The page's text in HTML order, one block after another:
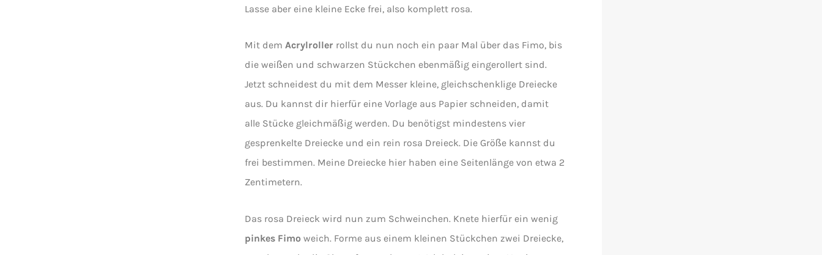
Lasse aber eine kleine Ecke frei, also komplett rosa.
Mit dem Acrylroller rollst du nun noch ein paar Mal über das Fimo, bis
die weißen und schwarzen Stückchen ebenmäßig eingerollert sind.
Jetzt schneidest du mit dem Messer kleine, gleichschenklige Dreiecke
aus. Du kannst dir hierfür eine Vorlage aus Papier schneiden, damit
alle Stücke gleichmäßig werden. Du benötigst mindestens vier
gesprenkelte Dreiecke und ein rein rosa Dreieck. Die Größe kannst du
frei bestimmen. Meine Dreiecke hier haben eine Seitenlänge von etwa 2
Zentimetern.
Das rosa Dreieck wird nun zum Schweinchen. Knete hierfür ein wenig
pinkes Fimo weich. Forme aus einem kleinen Stückchen zwei Dreiecke,